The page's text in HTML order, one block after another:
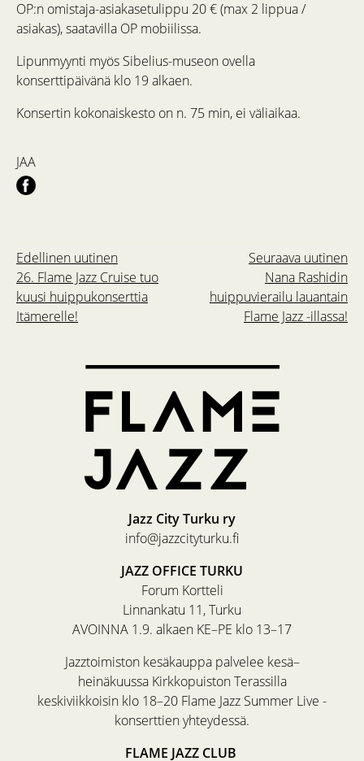
OP:n omistaja-asiakasetulippu 20 € (max 2 lippua /
asiakas), saatavilla OP mobiilissa.
Lipunmyynti myös Sibelius-museon ovella
konserttipäivänä klo 19 alkaen.
Konsertin kokonaiskesto on n. 75 min, ei väliaikaa.
JAA
Seuraava uutinen
Nana Rashidin
huippuvierailu lauantain
Flame Jazz -illassa!
Edellinen uutinen
26. Flame Jazz Cruise tuo
kuusi huippukonserttia
Itämerelle!
Jazz City Turku ry
info@jazzcityturku.fi
JAZZ OFFICE TURKU
Forum Kortteli
Linnankatu 11, Turku
AVOINNA 1.9. alkaen KE–PE klo 13–17
Jazztoimiston kesäkauppa palvelee kesä–
heinäkuussa Kirkkopuiston Terassilla
keskiviikkoisin klo 18–20 Flame Jazz Summer Live -
konserttien yhteydessä.
FLAME JAZZ CLUB